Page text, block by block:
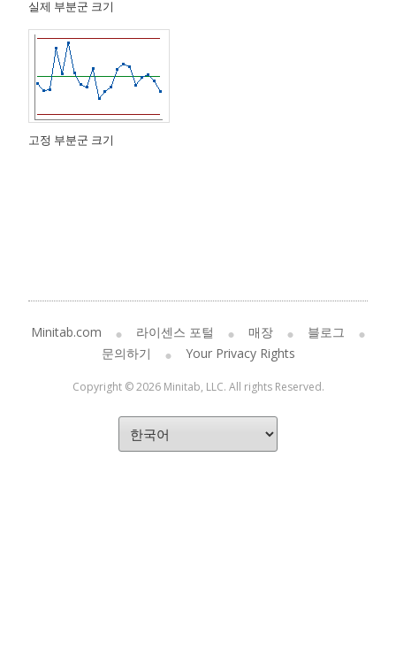
실제 부분군 크기
고정 부분군 크기
Minitab.com 라이센스 포털 매장
블로그
문의하기
Your Privacy Rights
Copyright © 2026 Minitab, LLC. All rights Reserved.